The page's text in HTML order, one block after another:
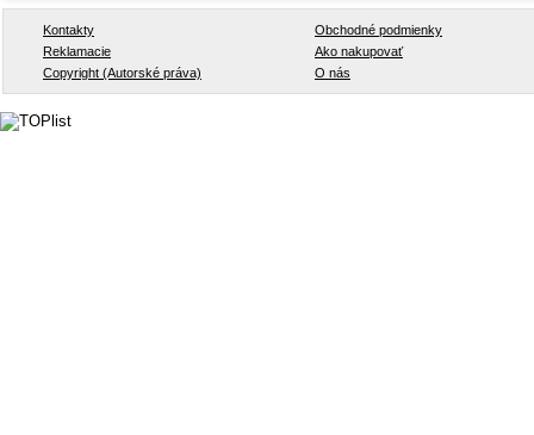
Kontakty
Obchodné podmienky
Reklamacie
Ako nakupovať
Copyright (Autorské práva)
O nás